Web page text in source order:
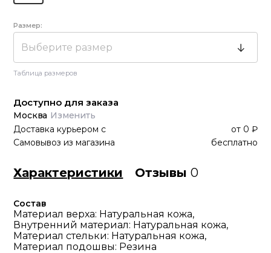
Размер:
Выберите размер
Таблица размеров
Доступно для заказа
Москва Изменить
Доставка курьером с от 0 ₽
Самовывоз из магазина
бесплатно
Характеристики Отзывы0
Состав
Материал верха: Натуральная кожа,
Внутренний материал: Натуральная кожа,
Материал стельки: Натуральная кожа,
Материал подошвы: Резина